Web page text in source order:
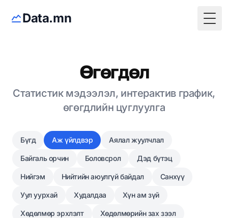
Data.mn
Өгөгдөл
Статистик мэдээлэл, интерактив график,
өгөгдлийн цуглуулга
Бүгд Аж үйлдвэр Аялал жуулчлал
Байгаль орчин Боловсрол Дэд бүтэц
Нийгэм Нийтийн аюулгүй байдал Санхүү
Уул уурхай Худалдаа Хүн ам зүй
Хөдөлмөр эрхлэлт Хөдөлмөрийн зах зээл